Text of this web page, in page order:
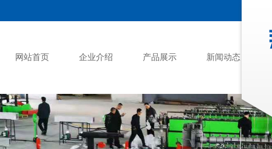
网站首页 企业介绍 产品展示 新闻动态